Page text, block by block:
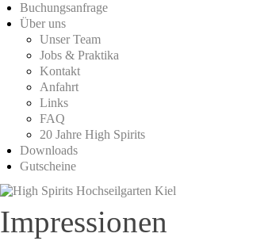
Buchungsanfrage
Über uns
Unser Team
Jobs & Praktika
Kontakt
Anfahrt
Links
FAQ
20 Jahre High Spirits
Downloads
Gutscheine
Impressionen